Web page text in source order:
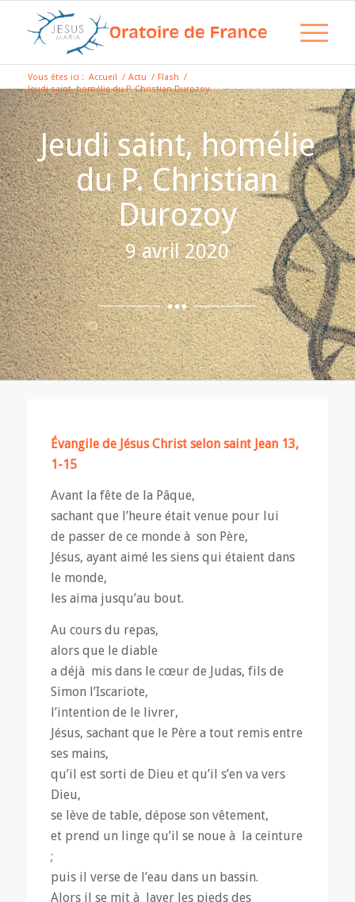
Vous êtes ici : Accueil / Actu / Flash /
Jeudi saint, homélie du P. Christian Durozoy
Jeudi saint, homélie
du P. Christian
Durozoy
9 avril 2020
Évangile de Jésus Christ selon saint Jean 13,
1-15
Avant la fête de la Pâque,
sachant que l’heure était venue pour lui
de passer de ce monde à son Père,
Jésus, ayant aimé les siens qui étaient dans
le monde,
les aima jusqu’au bout.
Au cours du repas,
alors que le diable
a déjà mis dans le cœur de Judas, fils de
Simon l’Iscariote,
l’intention de le livrer,
Jésus, sachant que le Père a tout remis entre
ses mains,
qu’il est sorti de Dieu et qu’il s’en va vers
Dieu,
se lève de table, dépose son vêtement,
et prend un linge qu’il se noue à la ceinture
;
puis il verse de l’eau dans un bassin.
Alors il se mit à laver les pieds des